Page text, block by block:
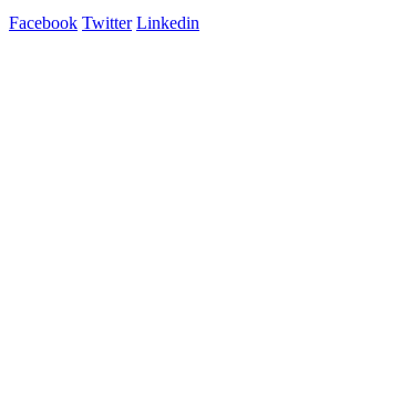
Facebook Twitter Linkedin